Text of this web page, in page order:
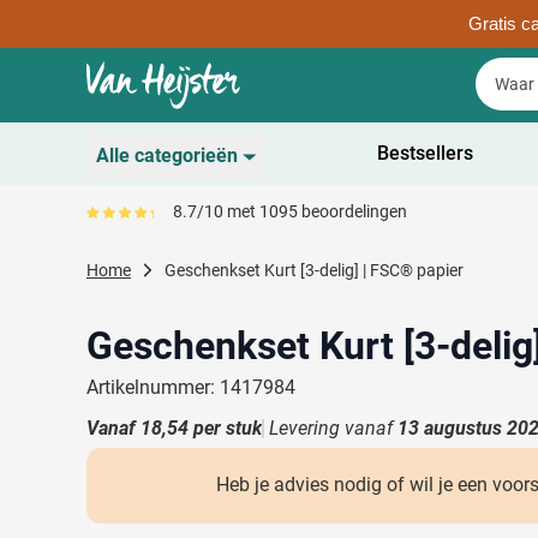
Gratis
Ga naar de inhoud Zoek
Zoek
Alle categorieën
Duurzaam
Toon submenu voor
Toon submenu voor
Kantoorartikelen
Gadgets & Weggevers
Toon submenu voor
Tassen
Toon submenu voor
Toon submenu voor
Bestsellers
Gemiddeld reviewpercentage is 87
8.7/10 met 1095 beoordelingen
Home Geschenkset Kurt [3-delig] | FSC® papier
Geschenkset Kurt [3-
Artikelnummer: 1417984
Vanaf 18,54 per stuk Levering vanaf 13 augustus
Heb je advies nodig of wil je een